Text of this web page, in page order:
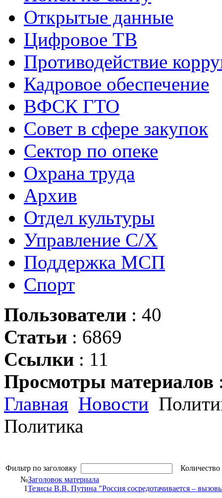
Открытые данные
Цифровое ТВ
Противодействие
Кадровое обеспечение
ВФСК ГТО
Совет в сфере закупок
Сектор по опеке
Охрана труда
Архив
Отдел культуры
Управление С/Х
Поддержка МСП
Спорт
Пользователи : 40
Статьи : 6869
Ссылки : 11
Просмотры материалов
Главная Новости
Политика
Фильтр по заголовку
№Заголовок материала
1Тезисы В.В. Путина "Россия сосредотачивается –